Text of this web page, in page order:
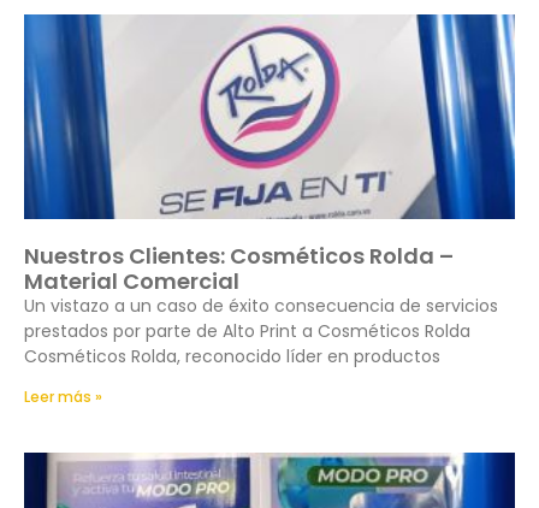
Nuestros Clientes: Cosméticos Rolda –
Material Comercial
Un vistazo a un caso de éxito consecuencia de servicios
prestados por parte de Alto Print a Cosméticos Rolda
Cosméticos Rolda, reconocido líder en productos
Leer más »